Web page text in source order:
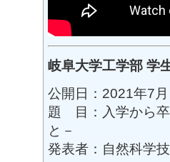
岐阜大学工学部 学
公開日：2021年7月
題 目：入学から卒
と－
発表者：自然科学